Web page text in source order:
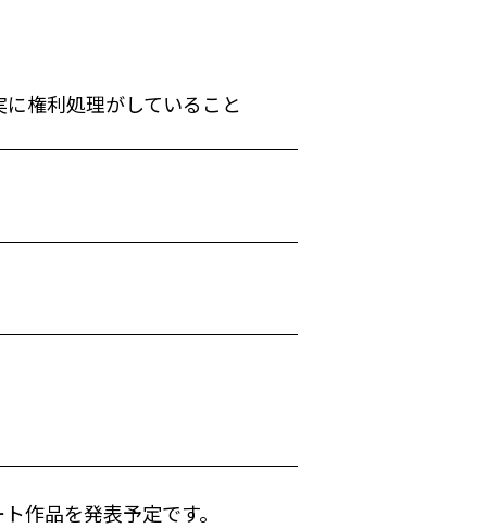
権利処理がしていること
作品を発表予定です。